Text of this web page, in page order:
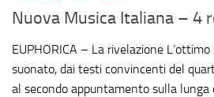
Nuova Musica Italiana – 4
EUPHORICA – La rivelazione
suonato, dai testi convincenti del
al secondo appuntamento sulla lunga